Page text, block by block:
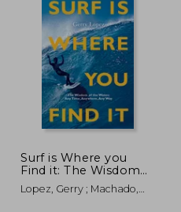
5%
dcto.
Surf is Where you
Find it: The Wisdom
of Waves, any Time,
Anywhere, any way
Lopez, Gerry ; Machado,